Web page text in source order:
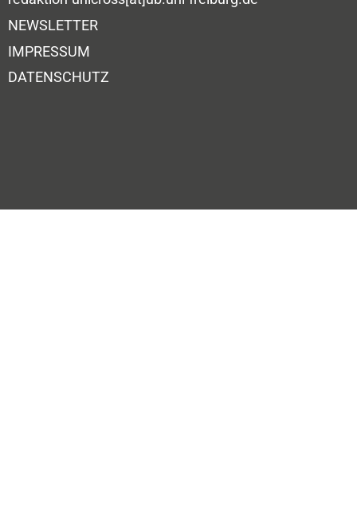
NEWSLETTER
IMPRESSUM
DATENSCHUTZ